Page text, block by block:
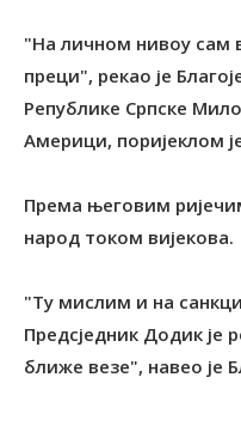
"На личном нивоу сам
преци", рекао је
Републике Српске
Америци, поријеклом
Према његовим
народ током вијекова.
"Ту мислим и на
Предсједник Додик
ближе везе", навео је